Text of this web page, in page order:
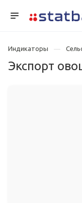
Индикаторы
Экспорт